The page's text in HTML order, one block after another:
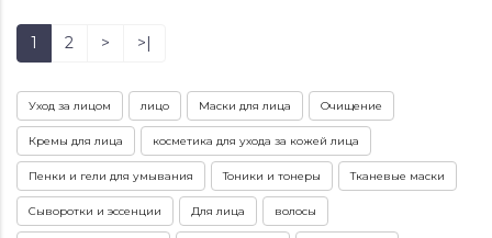
1 2 > >|
Уход за лицом лицо Маски для лица Очищение
Кремы для лица косметика для ухода за кожей лица
Пенки и гели для умывания Тоники и тонеры Тканевые маски
Сыворотки и эссенции Для лица волосы